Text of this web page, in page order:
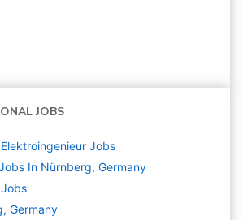
JOBS
Jobs
In Nürnberg, Germany
Germany